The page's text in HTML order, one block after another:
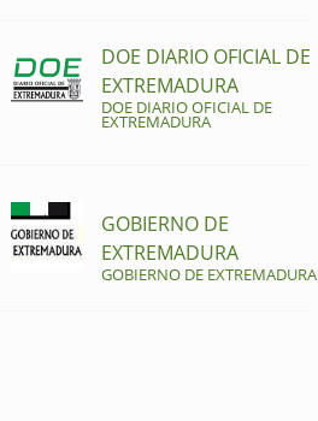
DOE DIARIO OFICIAL DE
EXTREMADURA
DOE DIARIO OFICIAL DE
EXTREMADURA
GOBIERNO DE
EXTREMADURA
GOBIERNO DE EXTREMADURA